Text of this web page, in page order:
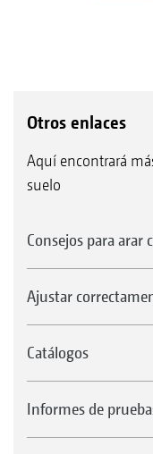
Otros enlaces
Aquí encontrará
suelo
Consejos para arar
Ajustar
Catálogos
Informes de